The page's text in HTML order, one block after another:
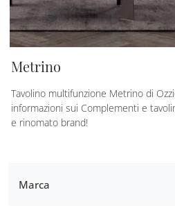
Marca
Metrino
Tavolino multifunzione Metrino di
informazioni sui Complementi e
e rinomato brand!